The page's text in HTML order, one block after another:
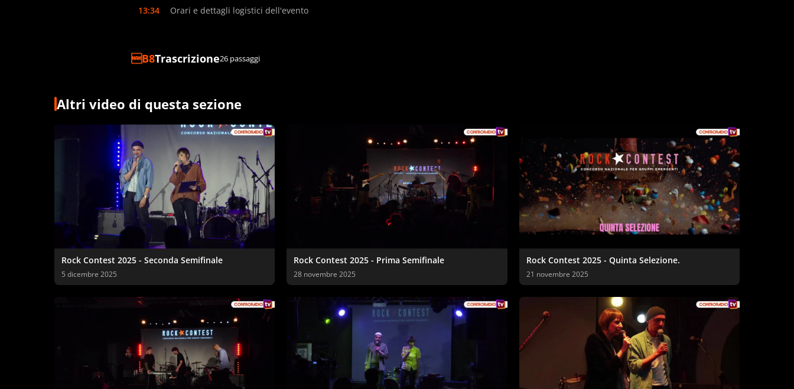
13:34
Orari e dettagli logistici dell'evento
Trascrizione26 passaggi
Altri video di questa sezione
Rock Contest 2025 - Seconda Semifinale
5 dicembre 2025
Rock Contest 2025 - Prima Semifinale
28 novembre 2025
Rock Contest 2025 - Quinta Selezione.
21 novembre 2025